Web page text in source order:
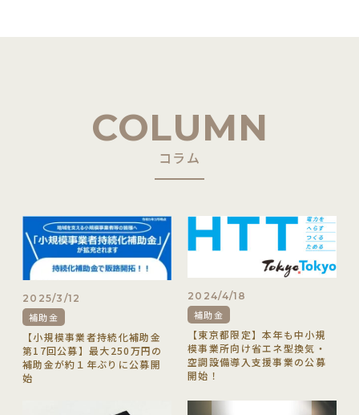
COLUMN
コラム
2025/3/12
補助金
【小規模事業者持続化補助金
第17回公募】最大250万円の
補助金が約１年ぶりに公募開
始
2024/4/18
補助金
【東京都限定】本年も中小規
模事業所向け省エネ型換気・
空調設備導入支援事業の公募
開始！